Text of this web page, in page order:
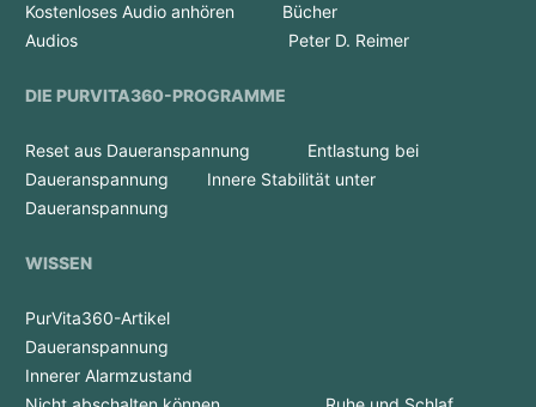
Kostenloses Audio anhören
Bücher
Audios
Peter D. Reimer
DIE PURVITA360-PROGRAMME
Reset aus Daueranspannung
Entlastung bei
Daueranspannung
Innere Stabilität unter
Daueranspannung
WISSEN
PurVita360-Artikel
Daueranspannung
Innerer Alarmzustand